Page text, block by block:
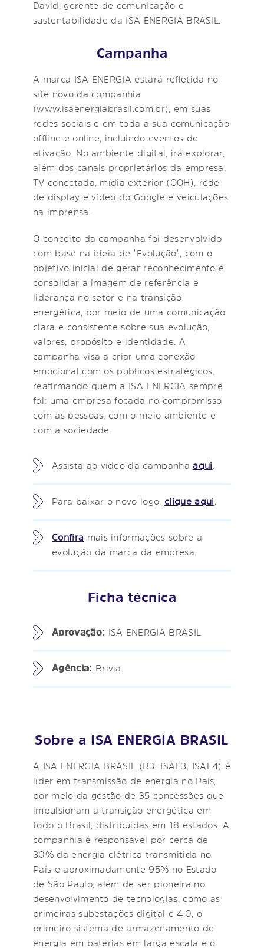
David, gerente de comunicação e
sustentabilidade da ISA ENERGIA BRASIL.
Campanha
A marca ISA ENERGIA estará refletida no
site novo da companhia
(www.isaenergiabrasil.com.br), em suas
redes sociais e em toda a sua comunicação
offline e online, incluindo eventos de
ativação. No ambiente digital, irá explorar,
além dos canais proprietários da empresa,
TV conectada, mídia exterior (OOH), rede
de display e vídeo do Google e veiculações
na imprensa.
O conceito da campanha foi desenvolvido
com base na ideia de "Evolução", com o
objetivo inicial de gerar reconhecimento e
consolidar a imagem de referência e
liderança no setor e na transição
energética, por meio de uma comunicação
clara e consistente sobre sua evolução,
valores, propósito e identidade. A
campanha visa a criar uma conexão
emocional com os públicos estratégicos,
reafirmando quem a ISA ENERGIA sempre
foi: uma empresa focada no compromisso
com as pessoas, com o meio ambiente e
com a sociedade.
Assista ao vídeo da campanhaaqui
Para baixar o novo logo, clique aqui
Confira mais informações sobre a
evolução da marca da empresa.
Ficha técnica
Aprovação: ISA ENERGIA BRASIL
Agência: Brivia
Sobre a ISA ENERGIA BRASIL
A ISA ENERGIA BRASIL (B3: ISAE3; ISAE4) é
líder em transmissão de energia no País,
por meio da gestão de 35 concessões que
impulsionam a transição energética em
todo o Brasil, distribuídas em 18 estados. A
companhia é responsável por cerca de
30% da energia elétrica transmitida no
País e aproximadamente 95% no Estado
de São Paulo, além de ser pioneira no
desenvolvimento de tecnologias, como as
primeiras subestações digital e 4.0, o
primeiro sistema de armazenamento de
energia em baterias em larga escala e o